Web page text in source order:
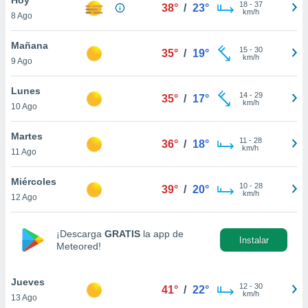
en
más
nuestra
de
aceptar
de
8 Ago
38° / 23° 18- 37
km/h
Mañana
9 Ago
35° / 19° 15- 30
km/h
Lunes
10 Ago
35° / 17° 14- 29
km/h
Martes
11 Ago
36° / 18° 11 - 28
km/h
Miércoles
12 Ago
39° / 20° 10- 28
km/h
¡Descarga GRATIS la app de
Meteored!
Instalar
Jueves
13 Ago
41° / 22° 12- 30
km/h